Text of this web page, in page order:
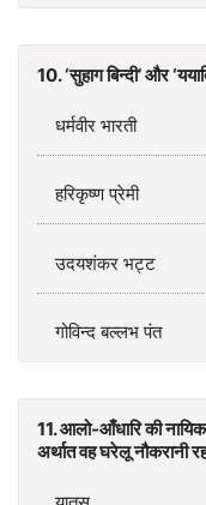
10. ‘सुहाग बिन्दी’ और
धर्मवीर भारती
हरिकृष्ण प्रेमी
उदयशंकर भट्ट
गोविन्द बल्‍लभ पंत
11. आलो-आँधारि की
अर्थात वह घरेलू